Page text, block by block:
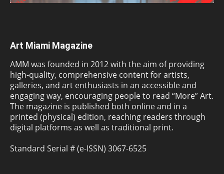
Art Miami Magazine
AMM was founded in 2012 with the aim of providing
high-quality, comprehensive content for artists,
galleries, and art enthusiasts in an accessible and
engaging way, encouraging people to read “More” Art.
The magazine is published both online and in a
printed (physical) edition, reaching readers through
digital platforms as well as traditional print.
Standard Serial # (e-ISSN) 3067-6525